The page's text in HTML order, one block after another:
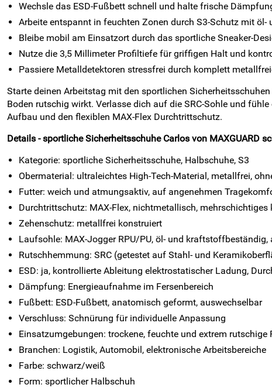
Wechsle das ESD-Fußbett schnell und halte frische
Arbeite entspannt in feuchten Zonen durch S3-Schutz mit
Bleibe mobil am Einsatzort durch das sportliche Sneaker-
Nutze die 3,5 Millimeter Profiltiefe für griffigen Halt und
Passiere Metalldetektoren stressfrei durch komplett
Starte deinen Arbeitstag mit den sportlichen
Boden rutschig wirkt. Verlasse dich auf die SRC-Sohle und
Aufbau und den flexiblen MAX-Flex Durchtrittschutz.
Details - sportliche Sicherheitsschuhe Carlos von MAXGUARD
Kategorie: sportliche Sicherheitsschuhe, Halbschuhe, S3
Obermaterial: ultraleichtes High-Tech-Material, metallfrei,
Futter: weich und atmungsaktiv, auf angenehmen
Durchtrittschutz: MAX-Flex, nichtmetallisch,
Zehenschutz: metallfrei konstruiert
Laufsohle: MAX-Jogger RPU/PU, öl- und
Rutschhemmung: SRC (getestet auf Stahl- und
ESD: ja, kontrollierte Ableitung elektrostatischer Ladung,
Dämpfung: Energieaufnahme im Fersenbereich
Fußbett: ESD-Fußbett, anatomisch geformt, auswechselbar
Verschluss: Schnürung für individuelle Anpassung
Einsatzumgebungen: trockene, feuchte und extrem rutschige
Branchen: Logistik, Automobil, elektronische Arbeitsbereiche
Farbe: schwarz/weiß
Form: sportlicher Halbschuh